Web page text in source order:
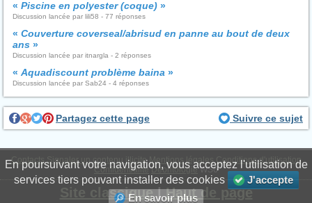
« Piscine en polyester (coque) »
Discussion lancée par lili58 - 77 réponses
« Couverture coverseal/abrisud en panne au bout de deux
ans »
Discussion lancée par itnargla - 2 réponses
« Aquadiscount problème baina »
Discussion lancée par Sab24 - 4 réponses
Partagez cette page Suivre ce sujet
Contacts Signaler un contenu illicite Mentions légales Conditions d'utilisation
Confidentialité DéontologieWS6
Site classique|Haut de page
En poursuivant votre navigation, vous acceptez l'utilisation de
services tiers pouvant installer des cookies
J'accepte
En savoir plus